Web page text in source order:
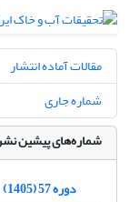
مقالات آماده انتشار
شماره جاری
شماره‌های پیشین
دوره 57 (1405)